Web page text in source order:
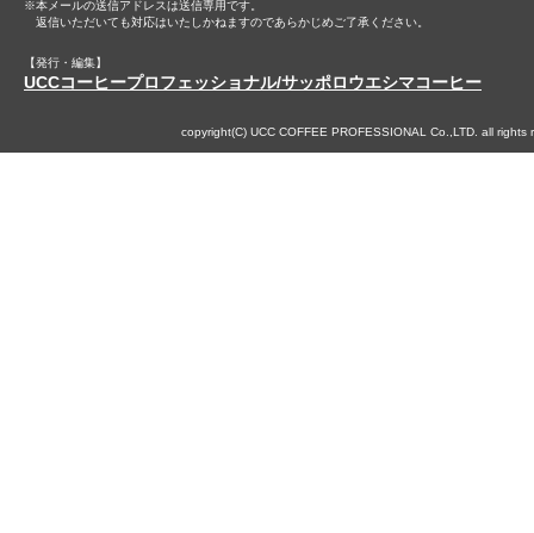
※本メールの送信アドレスは送信専用です。
返信いただいても対応はいたしかねますのであらかじめご了承ください。
【発行・編集】
UCCコーヒープロフェッショナル/サッポロウエシマコーヒー
copyright(C) UCC COFFEE PROFESSIONAL Co.,LTD. all rights